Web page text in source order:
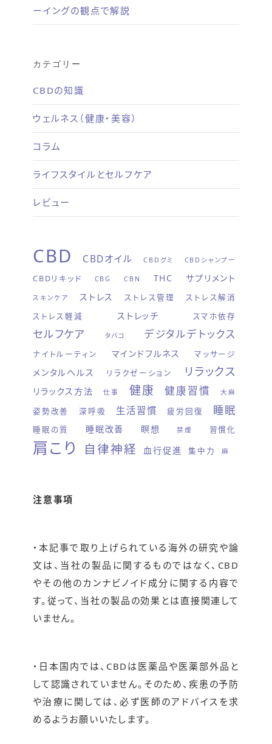
ーイングの観点で解説
カテゴリー
CBDの知識
ウェルネス（健康・美容）
コラム
ライフスタイルとセルフケア
レビュー
CBD CBDオイル CBDグミ CBDシャンプー
CBDリキッド CBG CBN THC サプリメント
スキンケア ストレス ストレス管理
ストレス解消
ストレス軽減
ストレッチ スマホ依存
セルフケア タバコ デジタルデトックス
ナイトルーティン マインドフルネス マッサージ
メンタルヘルス リラクゼーション リラックス
リラックス方法 仕事 健康 健康習慣 大麻
姿勢改善 深呼吸 生活習慣 疲労回復 睡眠
睡眠の質 睡眠改善 瞑想 禁煙 習慣化
肩こり 自律神経 血行促進 集中力 麻
注意事項
・本記事で取り上げられている海外の研究や論
文は、当社の製品に関するものではなく、CBD
やその他のカンナビノイド成分に関する内容で
す。従って、当社の製品の効果とは直接関連して
いません。
・日本国内では、CBDは医薬品や医薬部外品と
して認識されていません。そのため、疾患の予防
や治療に関しては、必ず医師のアドバイスを求
めるようお願いいたします。